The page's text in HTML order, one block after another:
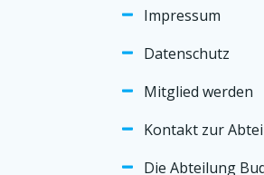
Impressum
Datenschutz
Mitglied werden
Kontakt zur
Die Abteilung